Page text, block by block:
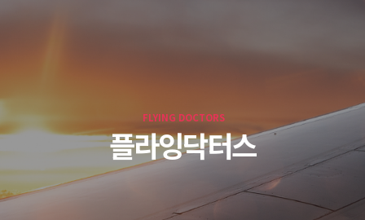
FLYING DOCTORS
플라잉닥터스